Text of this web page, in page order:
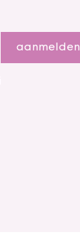
aanmelden